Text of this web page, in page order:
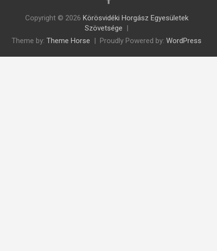
Copyright © 2026 Körösvidéki Horgász Egyesületek
Szövetsége
Theme by: Theme Horse Proudly Powered by: WordPress